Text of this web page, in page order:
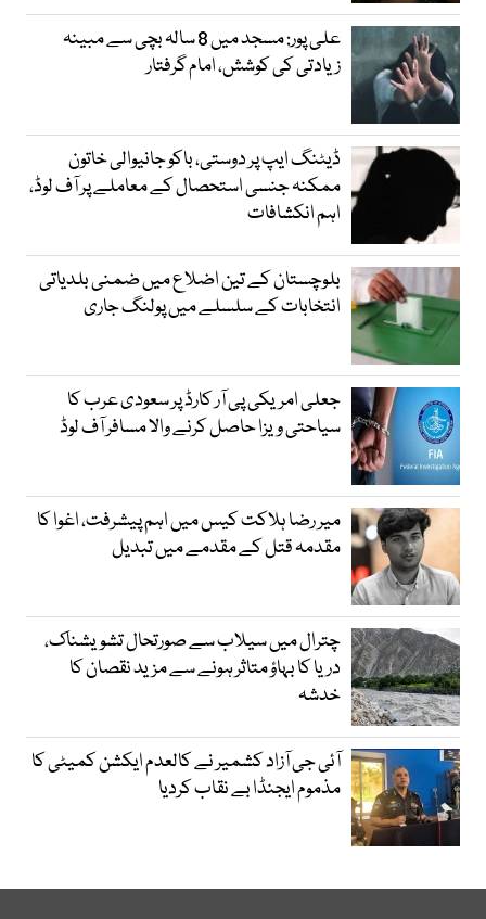
علی پور: مسجد میں 8 سالہ بچی سے مبینہ
زیادتی کی کوشش، امام گرفتار
ڈیٹنگ ایپ پر دوستی، باکو جانیوالی خاتون
ممکنہ جنسی استحصال کے معاملے پر آف لوڈ،
اہم انکشافات
بلوچستان کے تین اضلاع میں ضمنی بلدیاتی
انتخابات کے سلسلے میں پولنگ جاری
جعلی امریکی پی آر کارڈ پر سعودی عرب کا
سیاحتی ویزا حاصل کرنے والا مسافر آف لوڈ
میر رضا ہلاکت کیس میں اہم پیشرفت، اغوا کا
مقدمہ قتل کے مقدمے میں تبدیل
چترال میں سیلاب سے صورتحال تشویشناک،
دریا کا بہاؤ متاثر ہونے سے مزید نقصان کا
خدشہ
آئی جی آزاد کشمیر نے کالعدم ایکشن کمیٹی کا
مذموم ایجنڈا بے نقاب کردیا